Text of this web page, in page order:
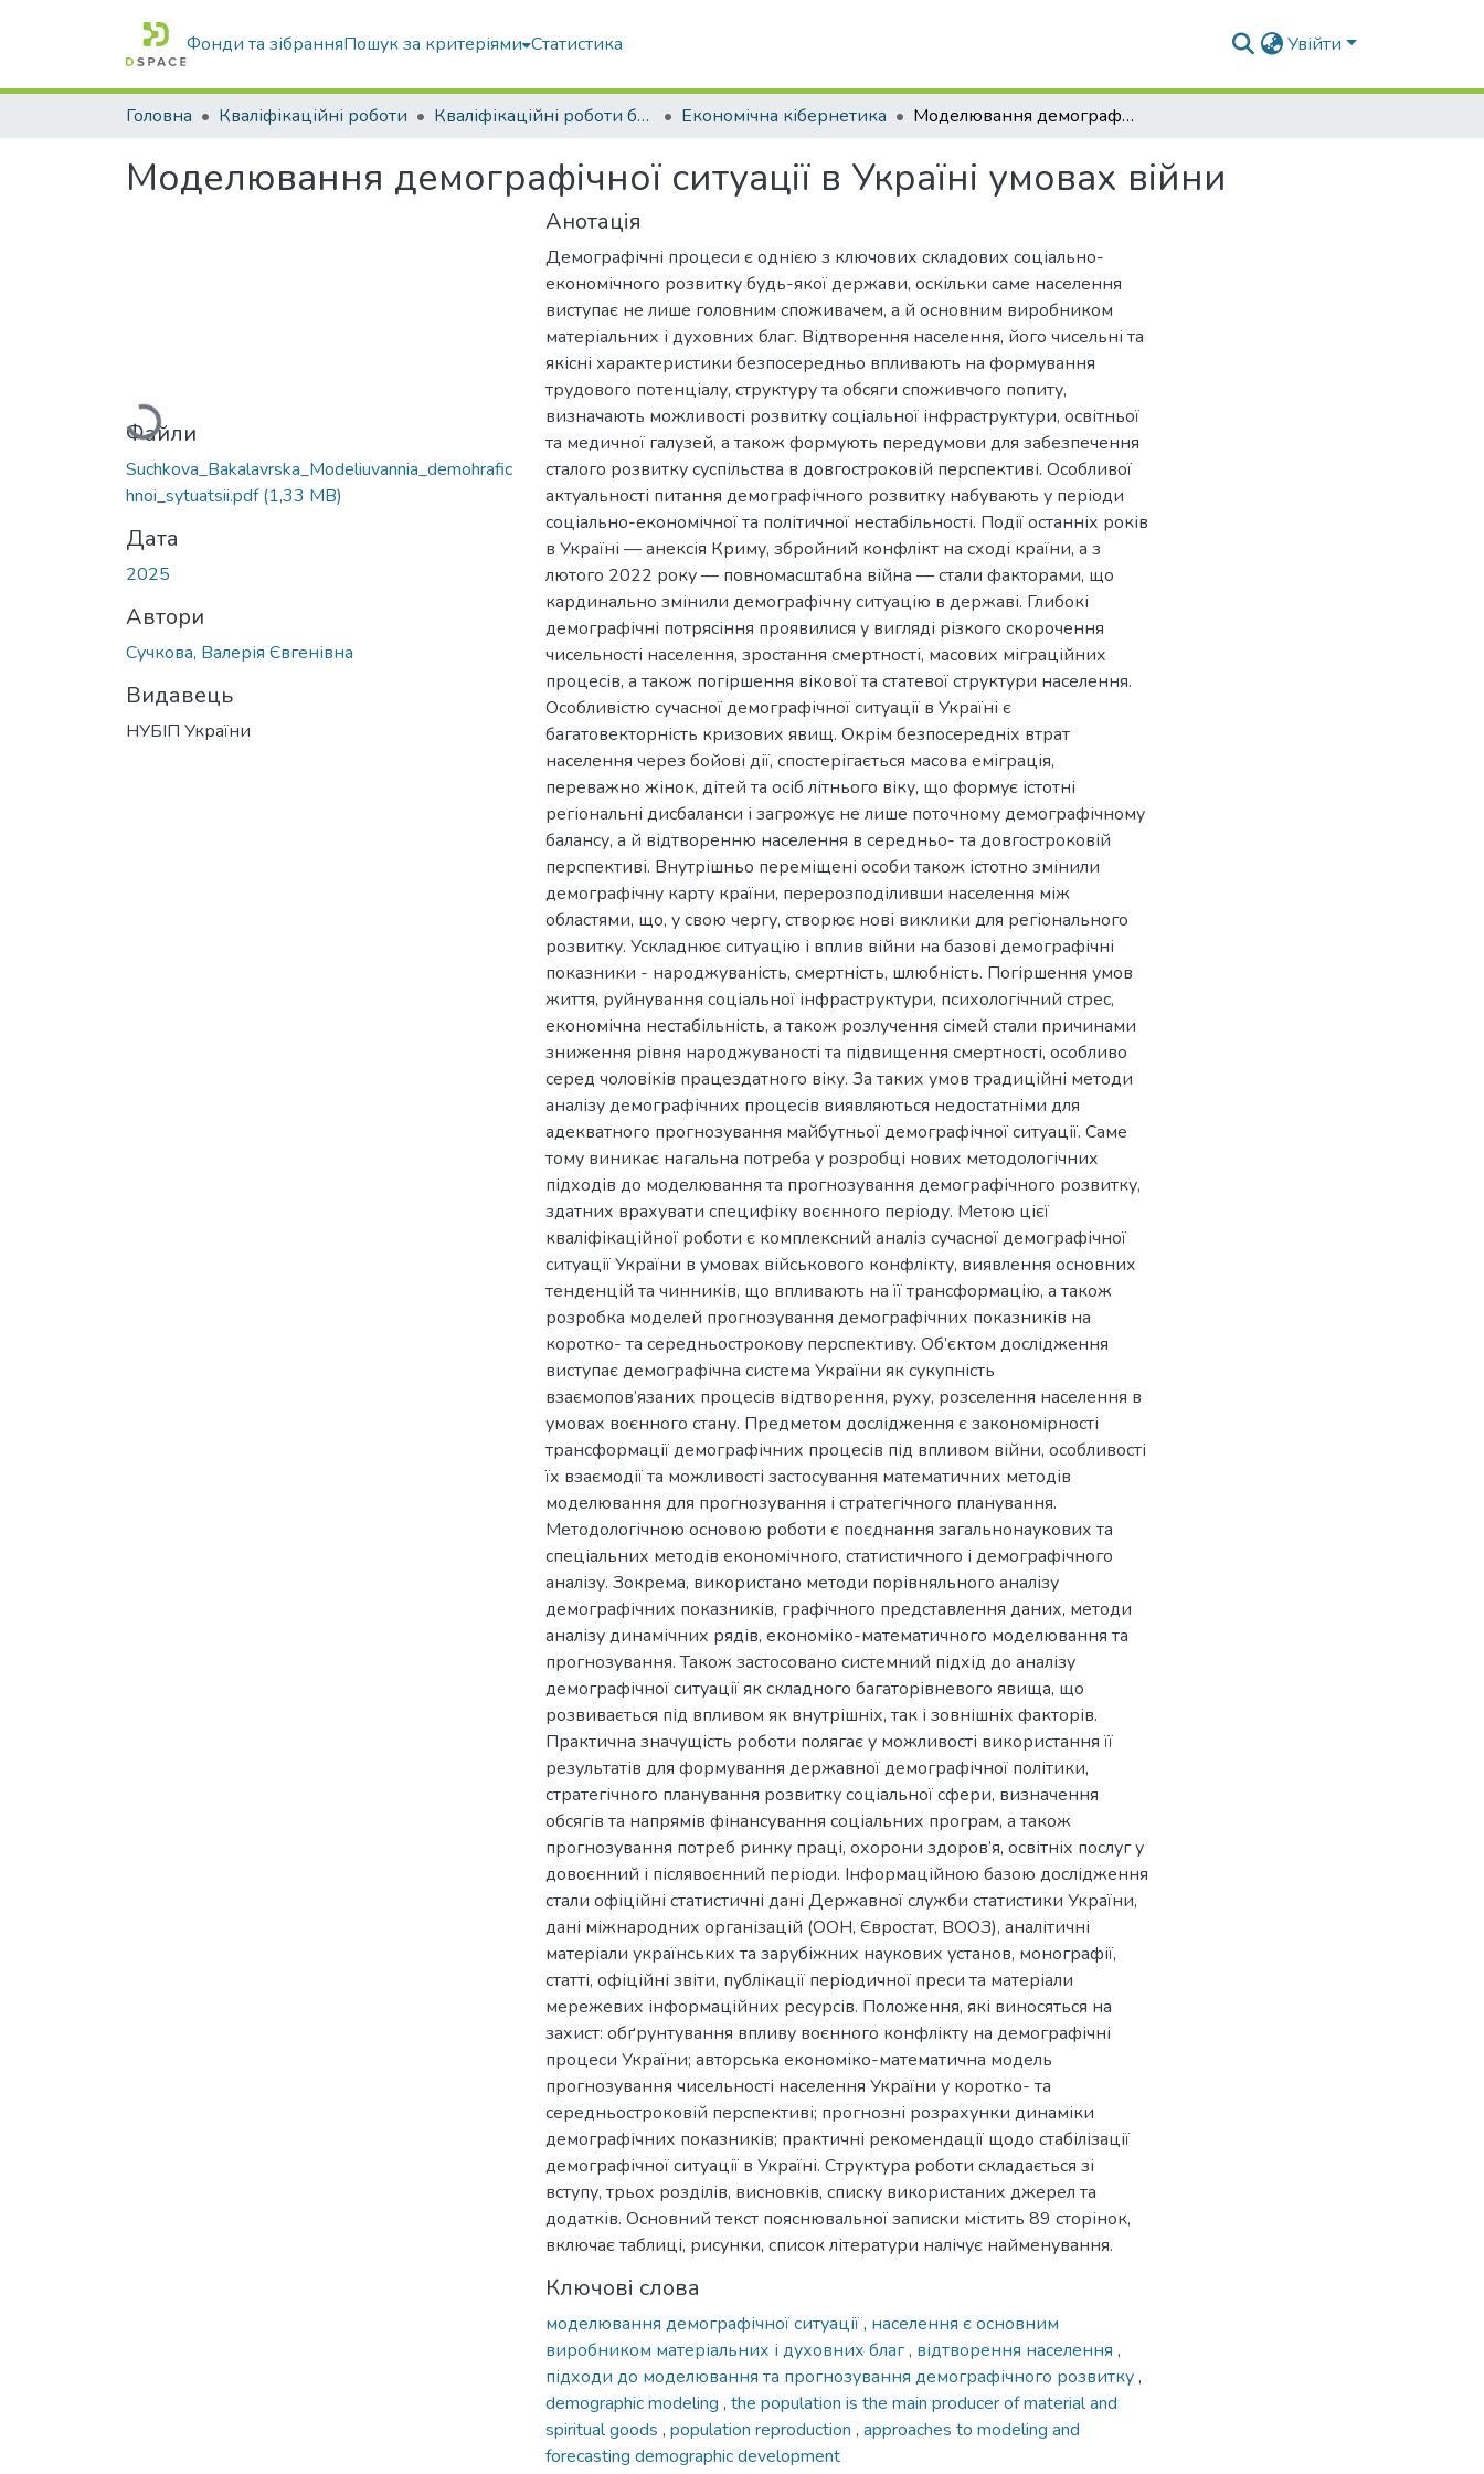
Фонди та зібранняПошук за критеріями Статистика Увійти
Головна Кваліфікаційні роботи Кваліфікаційні роботи бакалаврів Економічна кібернетика Моделювання демографічної ситуації в Україні умовах війни
Моделювання демографічної ситуації в Україні умовах війни
Вантажиться...
Файли
Suchkova_Bakalavrska_Modeliuvannia_demohrafic
hnoi_sytuatsii.pdf(1,33 MB)
Дата
2025
Автори
Сучкова, Валерія Євгенівна
Видавець
НУБІП України
Анотація
Демографічні процеси є однією з ключових складових соціально-
економічного розвитку будь-якої держави, оскільки саме населення
виступає не лише головним споживачем, а й основним виробником
матеріальних і духовних благ. Відтворення населення, його чисельні та
якісні характеристики безпосередньо впливають на формування
трудового потенціалу, структуру та обсяги споживчого попиту,
визначають можливості розвитку соціальної інфраструктури, освітньої
та медичної галузей, а також формують передумови для забезпечення
сталого розвитку суспільства в довгостроковій перспективі. Особливої
актуальності питання демографічного розвитку набувають у періоди
соціально-економічної та політичної нестабільності. Події останніх років
в Україні — анексія Криму, збройний конфлікт на сході країни, а з
лютого 2022 року — повномасштабна війна — стали факторами, що
кардинально змінили демографічну ситуацію в державі. Глибокі
демографічні потрясіння проявилися у вигляді різкого скорочення
чисельності населення, зростання смертності, масових міграційних
процесів, а також погіршення вікової та статевої структури населення.
Особливістю сучасної демографічної ситуації в Україні є
багатовекторність кризових явищ. Окрім безпосередніх втрат
населення через бойові дії, спостерігається масова еміграція,
переважно жінок, дітей та осіб літнього віку, що формує істотні
регіональні дисбаланси і загрожує не лише поточному демографічному
балансу, а й відтворенню населення в середньо- та довгостроковій
перспективі. Внутрішньо переміщені особи також істотно змінили
демографічну карту країни, перерозподіливши населення між
областями, що, у свою чергу, створює нові виклики для регіонального
розвитку. Ускладнює ситуацію і вплив війни на базові демографічні
показники - народжуваність, смертність, шлюбність. Погіршення умов
життя, руйнування соціальної інфраструктури, психологічний стрес,
економічна нестабільність, а також розлучення сімей стали причинами
зниження рівня народжуваності та підвищення смертності, особливо
серед чоловіків працездатного віку. За таких умов традиційні методи
аналізу демографічних процесів виявляються недостатніми для
адекватного прогнозування майбутньої демографічної ситуації. Саме
тому виникає нагальна потреба у розробці нових методологічних
підходів до моделювання та прогнозування демографічного розвитку,
здатних врахувати специфіку воєнного періоду. Метою цієї
кваліфікаційної роботи є комплексний аналіз сучасної демографічної
ситуації України в умовах військового конфлікту, виявлення основних
тенденцій та чинників, що впливають на її трансформацію, а також
розробка моделей прогнозування демографічних показників на
коротко- та середньострокову перспективу. Об’єктом дослідження
виступає демографічна система України як сукупність
взаємопов’язаних процесів відтворення, руху, розселення населення в
умовах воєнного стану. Предметом дослідження є закономірності
трансформації демографічних процесів під впливом війни, особливості
їх взаємодії та можливості застосування математичних методів
моделювання для прогнозування і стратегічного планування.
Методологічною основою роботи є поєднання загальнонаукових та
спеціальних методів економічного, статистичного і демографічного
аналізу. Зокрема, використано методи порівняльного аналізу
демографічних показників, графічного представлення даних, методи
аналізу динамічних рядів, економіко-математичного моделювання та
прогнозування. Також застосовано системний підхід до аналізу
демографічної ситуації як складного багаторівневого явища, що
розвивається під впливом як внутрішніх, так і зовнішніх факторів.
Практична значущість роботи полягає у можливості використання її
результатів для формування державної демографічної політики,
стратегічного планування розвитку соціальної сфери, визначення
обсягів та напрямів фінансування соціальних програм, а також
прогнозування потреб ринку праці, охорони здоров’я, освітніх послуг у
довоєнний і післявоєнний періоди. Інформаційною базою дослідження
стали офіційні статистичні дані Державної служби статистики України,
дані міжнародних організацій (ООН, Євростат, ВООЗ), аналітичні
матеріали українських та зарубіжних наукових установ, монографії,
статті, офіційні звіти, публікації періодичної преси та матеріали
мережевих інформаційних ресурсів. Положення, які виносяться на
захист: обґрунтування впливу воєнного конфлікту на демографічні
процеси України; авторська економіко-математична модель
прогнозування чисельності населення України у коротко- та
середньостроковій перспективі; прогнозні розрахунки динаміки
демографічних показників; практичні рекомендації щодо стабілізації
демографічної ситуації в Україні. Структура роботи складається зі
вступу, трьох розділів, висновків, списку використаних джерел та
додатків. Основний текст пояснювальної записки містить 89 сторінок,
включає таблиці, рисунки, список літератури налічує найменування.
Ключові слова
моделювання демографічної ситуації, населення є основним
виробником матеріальних і духовних благ, відтворення населення ,
підходи до моделювання та прогнозування демографічного розвитку,
demographic modeling , the population is the main producer of material and
spiritual goods , population reproduction , approaches to modeling and
forecasting demographic development